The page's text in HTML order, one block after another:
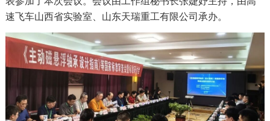
速飞车山西省实验室、山东天瑞重工有限公司承办。